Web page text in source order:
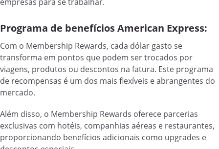
Programa de benefícios American Express:
Com o Membership Rewards, cada dólar gasto se
transforma em pontos que podem ser trocados por
viagens, produtos ou descontos na fatura. Este programa
de recompensas é um dos mais flexíveis e abrangentes do
mercado.
Além disso, o Membership Rewards oferece parcerias
exclusivas com hotéis, companhias aéreas e restaurantes,
proporcionando benefícios adicionais como upgrades e